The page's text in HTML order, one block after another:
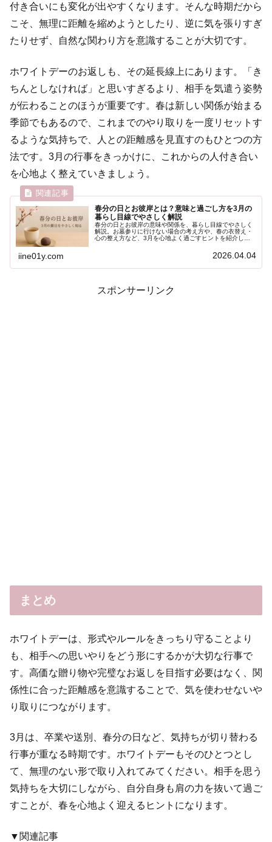
付き合いにも変化が出やすくなります。そんな時期だから
こそ、無理に距離を縮めようとしたり、逆に気を張りすぎ
たりせず、自然な関わり方を意識することが大切です。
ホワイトデーのお返しも、その延長線上にあります。「き
ちんとしなければ」と思いすぎるより、相手を気遣う姿勢
が伝わることのほうが重要です。春は新しい関係が始まる
季節でもあるので、これまでのやり取りを一度リセットす
るような気持ちで、人との距離感を見直すのもひとつの方
法です。3月の行事をきっかけに、これからの人付き合い
を心地よく整えていきましょう。
春分の日とお彼岸とは？意味と過ごし方を3月の
暮らし目線でやさしく解説
春分の日とお彼岸の意味や関係を、暮らし目線でやさしく
解説。お墓参りに行けない場合の考え方や、春の衣替え・
心の整え方など、3月を心地よく過ごすヒントを紹介しま
iine01y.com 2026.04.04
スポンサーリンク
まとめ
ホワイトデーは、形式やルールをきっちり守ることより
も、相手への思いやりをどう形にするかが大切な行事で
す。高価な贈り物や完璧なお返しを目指す必要はなく、関
係性に合った距離感を意識することで、気を使わせないや
り取りにつながります。
3月は、卒業や送別、春分の日など、気持ちが切り替わる
行事が重なる時期です。ホワイトデーもそのひとつとし
て、無理のない形で取り入れてみてください。相手を思う
気持ちを大切にしながら、自分自身も肩の力を抜いて過ご
すことが、春を心地よく迎えるヒントになります。
▼関連記事